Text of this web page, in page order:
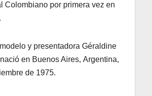
Colombiano por primera vez en
y presentadora Géraldine
en Buenos Aires, Argentina,
de 1975.